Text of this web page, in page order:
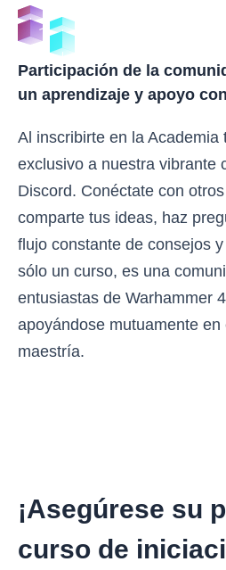
Participación de la
un aprendizaje y apoyo
Al inscribirte en la Academia
exclusivo a nuestra vibrante
Discord. Conéctate con
comparte tus ideas, haz
flujo constante de consejos
sólo un curso, es una
entusiastas de Warhammer
apoyándose mutuamente
maestría.
¡Asegúrese su
curso de